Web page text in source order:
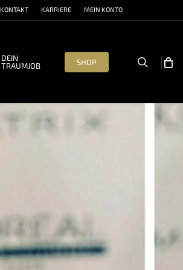
KONTAKT KARRIERE MEIN KONTO
DEIN
TRAUMJOB
SHOP search